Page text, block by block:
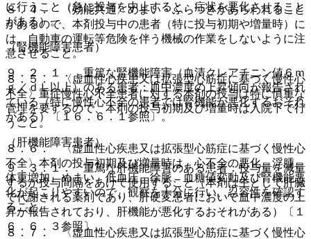
に行うこと（急に投与を中止すると、症状を悪化させること
がある）。
（腎機能障害患者）
９．２．１． 重篤な腎機能障害（血清クレアチニン値６ｍ
ｇ／ｄＬ以上）のある患者：血中濃度の上昇傾向が報告され
ている（特に慢性心不全の患者では腎機能が悪化するおそれ
がある）〔１６．６．１参照〕。
（肝機能障害患者）
９．３．１． 重篤な肝機能障害のある患者：投与量を減量
するか投与間隔をあけて使用すること（本剤は主として肝臓
で代謝される薬剤であり、肝硬変患者において血中濃度の上
昇が報告されており、肝機能が悪化するおそれがある）〔１
６．６．３参照〕。
８．４． 〈効能共通〉めまい・ふらつきがあらわれること
があるので、本剤投与中の患者（特に投与初期や増量時）に
は、自動車の運転等危険を伴う機械の作業をしないように注
意させること。
８．５． 〈虚血性心疾患又は拡張型心筋症に基づく慢性心
不全〉重症慢性心不全患者に対する本剤の投与は特に慎重な
管理を要するので、本剤の投与初期及び増量時は入院下で行
うこと。
８．６． 〈虚血性心疾患又は拡張型心筋症に基づく慢性心
不全〉本剤の投与初期及び増量時は、心不全の悪化、浮腫、
体重増加、めまい、低血圧、徐脈、血糖値変動及び腎機能悪
化が起こりやすいので、観察を十分に行い、忍容性を確認す
ること。
８．７． 〈虚血性心疾患又は拡張型心筋症に基づく慢性心